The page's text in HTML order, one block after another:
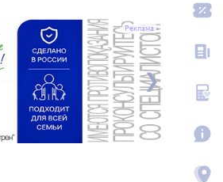
Реклама